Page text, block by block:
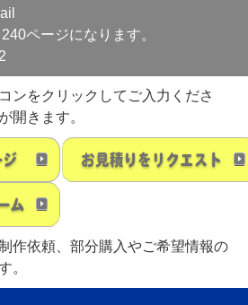
ページになります。
ンをクリックしてご入力くださ
開きます。
作依頼、部分購入やご希望情報の
。